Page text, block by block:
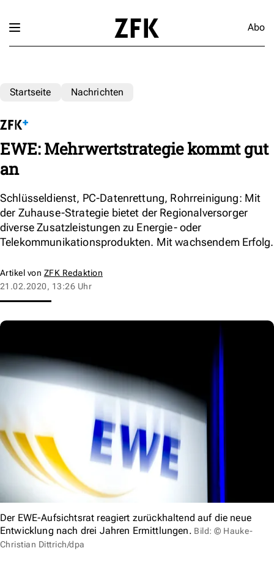
Abo
Startseite Nachrichten
EWE: Mehrwertstrategie kommt gut
an
Schlüsseldienst, PC-Datenrettung, Rohrreinigung: Mit
der Zuhause-Strategie bietet der Regionalversorger
diverse Zusatzleistungen zu Energie- oder
Telekommunikationsprodukten. Mit wachsendem Erfolg.
Artikel von ZFK Redaktion
21.02.2020, 13:26 Uhr
Der EWE-Aufsichtsrat reagiert zurückhaltend auf die neue
Entwicklung nach drei Jahren Ermittlungen. Bild: © Hauke-
Christian Dittrich/dpa